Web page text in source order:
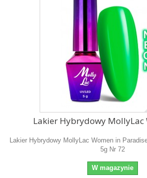
Lakier Hybrydowy MollyLac
Lakier Hybrydowy MollyLac Women in
5g Nr 72
W magazynie